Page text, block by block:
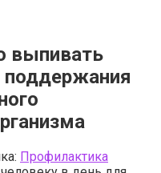
выпивать
поддержания
Профилактика